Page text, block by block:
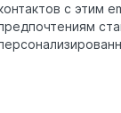
с этим